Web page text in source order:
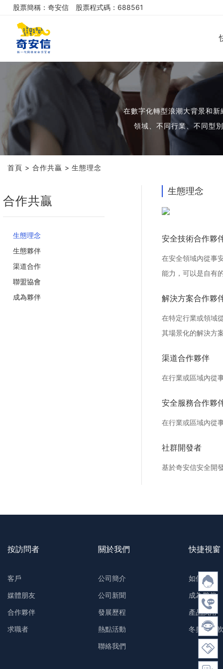
股票簡稱：奇安信 股票程式碼：688561
在數字化轉型浪潮大背景和
領域、不同行業、不同型
首頁 > 合作共贏 > 生態理念
合作共贏
生態理念
生態夥伴
渠道合作
聯盟協會
成為夥伴
生態理念
安全技術合作夥
在安全領域內從事
能力，可以是自有
解決方案合作夥
在特定行業或領域
其場景化的解決方
渠道合作夥伴
在行業或區域內從
安全服務合作夥
在行業或區域內從
社群開發者
基於奇安信安全開
按訪問者
客戶
媒體朋友
合作夥伴
求職者
關於我們
公司簡介
公司新聞
發展歷程
熱點活動
聯絡我們
快捷視窗
如何購買
成為夥伴
產品試用
冬奧防護